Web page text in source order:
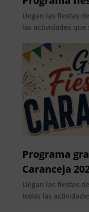
Llegan las fiestas
las actividades
Programa
Caranceja
Llegan las fiestas
todas las